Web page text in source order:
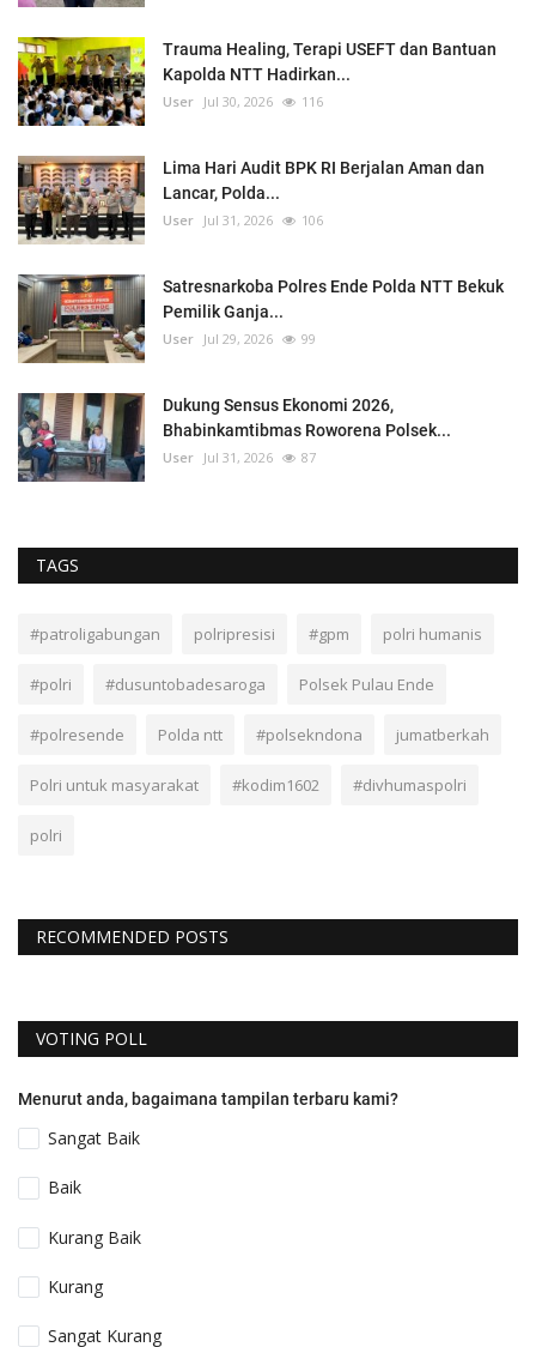
Trauma Healing, Terapi USEFT dan Bantuan
Kapolda NTT Hadirkan...
User Jul 30, 2026 116
Lima Hari Audit BPK RI Berjalan Aman dan
Lancar, Polda...
User Jul 31, 2026 106
Satresnarkoba Polres Ende Polda NTT Bekuk
Pemilik Ganja...
User Jul 29, 2026 99
Dukung Sensus Ekonomi 2026,
Bhabinkamtibmas Roworena Polsek...
User Jul 31, 2026 87
TAGS
#patroligabungan polripresisi #gpm polri humanis
#polri #dusuntobadesaroga Polsek Pulau Ende
#polresende Polda ntt #polsekndona jumatberkah
Polri untuk masyarakat #kodim1602 #divhumaspolri
polri
RECOMMENDED POSTS
VOTING POLL
Menurut anda, bagaimana tampilan terbaru kami?
Sangat Baik
Baik
Kurang Baik
Kurang
Sangat Kurang